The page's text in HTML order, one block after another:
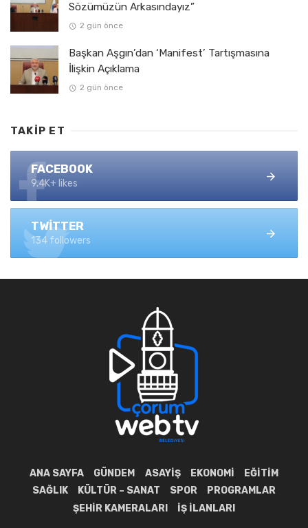
Sözümüzün Arkasındayız”
2 gün önce
Başkan Aşgın’dan ‘Manifest’ Tartışmasına
İlişkin Açıklama
2 gün önce
TAKIP ET
FACEBOOK
9.4K+ likes
TWITTER
134 followers
ANA SAYFA GÜNDEM ASAYIŞ EKONOMI
EĞITIM
SAĞLIK
KÜLTÜR – SANAT SPOR
PROGRAMLAR
ŞEHIR KAMERALARI
İŞ İLANLARI